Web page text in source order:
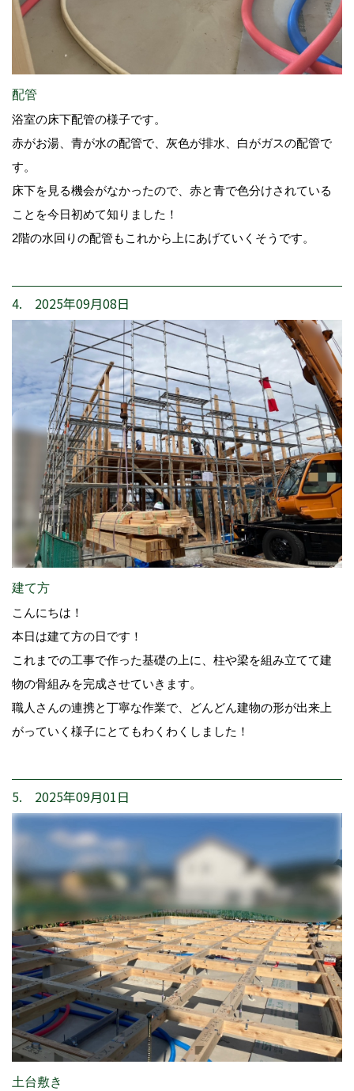
配管
浴室の床下配管の様子です。
赤がお湯、青が水の配管で、灰色が排水、白がガスの配管で
す。
床下を見る機会がなかったので、赤と青で色分けされている
ことを今日初めて知りました！
2階の水回りの配管もこれから上にあげていくそうです。
4. 2025年09月08日
建て方
こんにちは！
本日は建て方の日です！
これまでの工事で作った基礎の上に、柱や梁を組み立てて建
物の骨組みを完成させていきます。
職人さんの連携と丁寧な作業で、どんどん建物の形が出来上
がっていく様子にとてもわくわくしました！
5. 2025年09月01日
土台敷き